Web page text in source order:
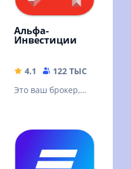
222.39 MB
Альфа-
Инвестиции
4.1 122 ТЫС
Это ваш брокер,
облигации, ЦФА,
фонды, валюту